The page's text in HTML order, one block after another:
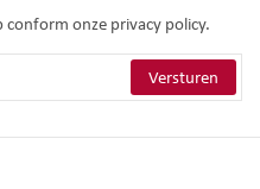
conform onze privacy policy.